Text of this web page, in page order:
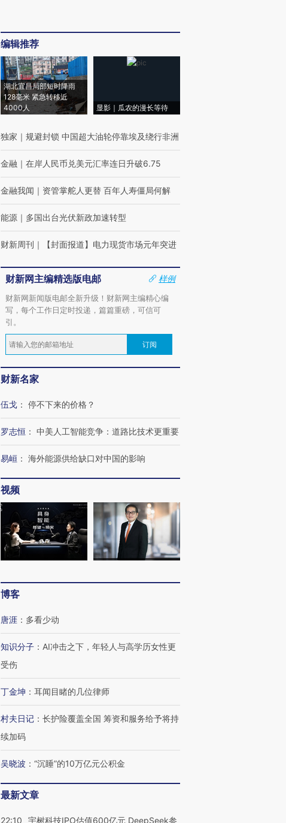
编辑推荐
湖北宜昌局部短时降雨
128毫米 紧急转移近
4000人
显影｜瓜农的漫长等待
独家 ｜ 规避封锁 中国超大油轮停靠埃及绕行非洲
金融 ｜ 在岸人民币兑美元汇率连日升破6.75
金融我闻 ｜ 资管掌舵人更替 百年人寿僵局何解
能源 ｜ 多国出台光伏新政加速转型
财新周刊 ｜ 【封面报道】电力现货市场元年突进
财新网主编精选版电邮
样例
财新网新闻版电邮全新升级！财新网主编精心编
写，每个工作日定时投递，篇篇重磅，可信可
引。
订阅
财新名家
伍戈 ： 停不下来的价格？
罗志恒 ： 中美人工智能竞争：道路比技术更重要
易峘 ： 海外能源供给缺口对中国的影响
视频
博客
唐涯 ： 多看少动
知识分子 ： AI冲击之下，年轻人与高学历女性更
受伤
丁金坤 ： 耳闻目睹的几位律师
村夫日记 ： 长护险覆盖全国 筹资和服务给予将持
续加码
吴晓波 ： “沉睡”的10万亿元公积金
最新文章
22:10
宇树科技IPO估值600亿元 DeepSeek参